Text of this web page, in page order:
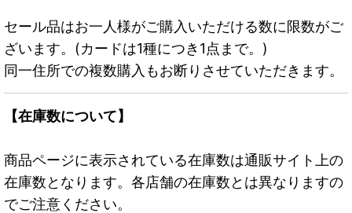
セール品はお一人様がご購入いただける数に限数がご
ざいます。(カードは1種につき1点まで。)
同一住所での複数購入もお断りさせていただきます。
【在庫数について】
商品ページに表示されている在庫数は通販サイト上の
在庫数となります。各店舗の在庫数とは異なりますの
でご注意ください。